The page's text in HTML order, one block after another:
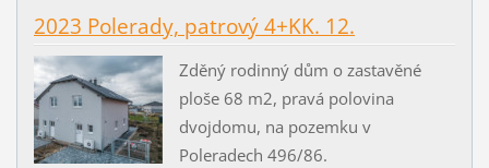
2023 Polerady, patrový 4+KK. 12.
Zděný rodinný dům o zastavěné
ploše 68 m2, pravá polovina
dvojdomu, na pozemku v
Poleradech 496/86.